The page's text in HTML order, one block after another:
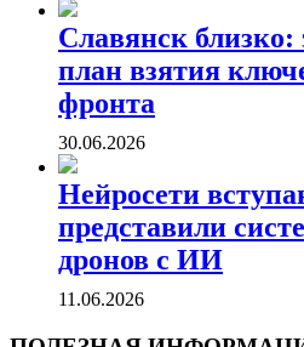
Славянск близко:
план взятия
фронта
30.06.2026
Нейросети
представили
дронов с ИИ
11.06.2026